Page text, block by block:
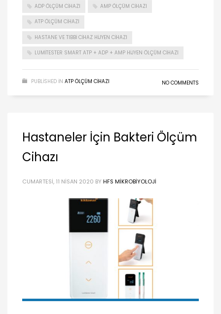
ADP ÖLÇÜM CIHAZI AMP ÖLÇÜM CIHAZI
ATP ÖLÇÜM CIHAZI
HASTANE VE TIBBI CIHAZ HIJYEN CIHAZI
LUMITESTER SMART ATP + ADP + AMP HIJYEN ÖLÇÜM CIHAZI
PUBLISHED IN ATP ÖLÇÜM CIHAZI NO COMMENTS
Hastaneler İçin Bakteri Ölçüm
Cihazı
CUMARTESI, 11 NISAN 2020 BY HFS MIKROBIYOLOJI